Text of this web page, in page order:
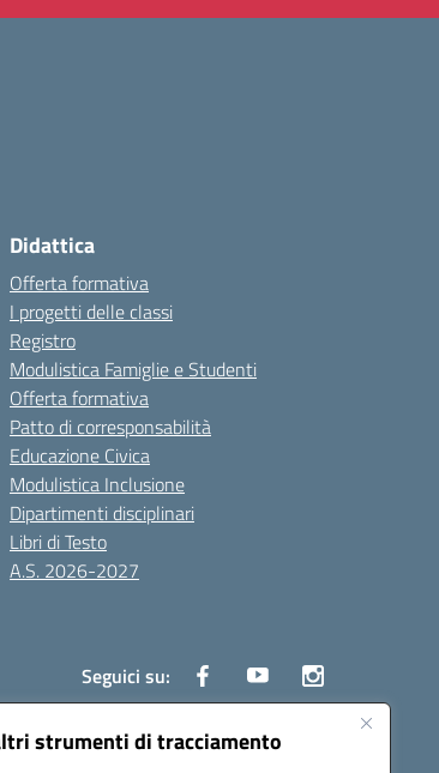
strumenti di tracciamento
Didattica
Offerta formativa
I progetti delle classi
Registro
Modulistica Famiglie e Studenti
Offerta formativa
Patto di corresponsabilità
Educazione Civica
Modulistica Inclusione
Dipartimenti disciplinari
Libri di Testo
A.S. 2026-2027
Seguici su: